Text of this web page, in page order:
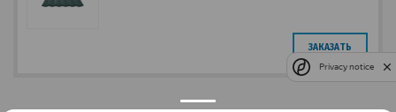
ЗАКАЗАТЬ
Privacy notice